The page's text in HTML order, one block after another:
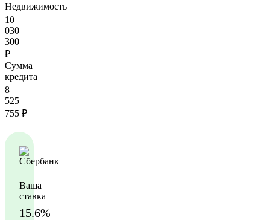
Недвижимость
10
030
300
₽
Сумма
кредита
8
525
755 ₽
Ваша
ставка
15.6%